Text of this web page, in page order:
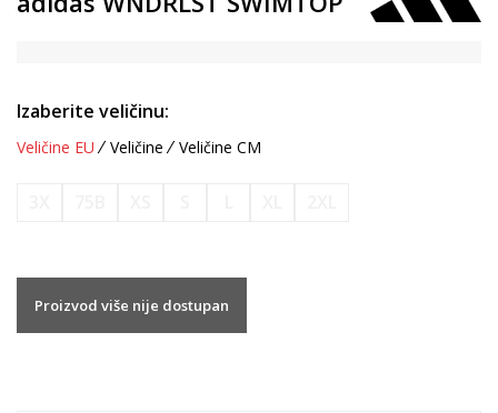
Izaberite veličinu:
Veličine EU Veličine Veličine CM
Proizvod više nije dostupan